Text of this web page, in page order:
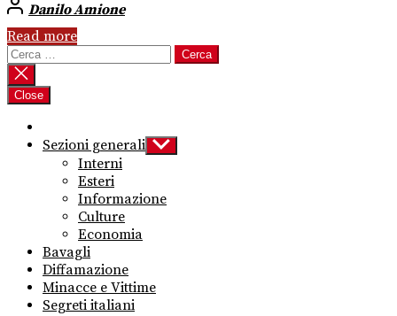
Danilo Amione
Read more
Ricerca
per:
Close
Sezioni generali Show
sub
Interni
Esteri
Informazione
Culture
Economia
Bavagli
Diffamazione
Minacce e Vittime
Segreti italiani